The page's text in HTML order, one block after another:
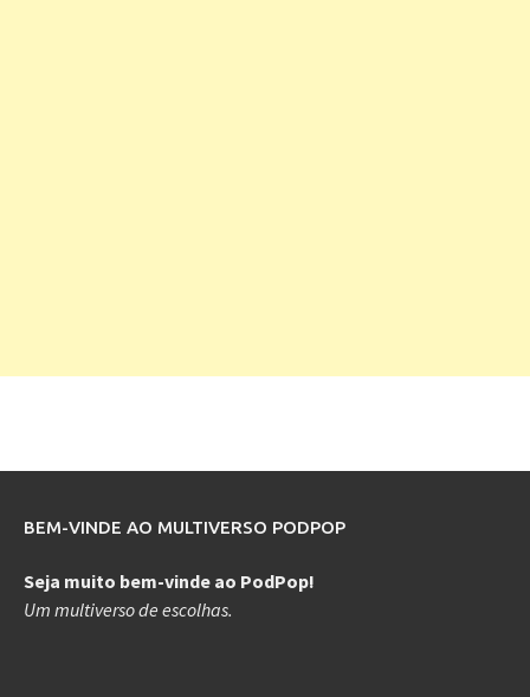
BEM-VINDE AO MULTIVERSO PODPOP
Seja muito bem-vinde ao PodPop!
Um multiverso de escolhas.